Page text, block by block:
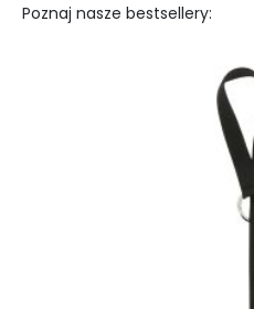
Poznaj nasze bestsellery: